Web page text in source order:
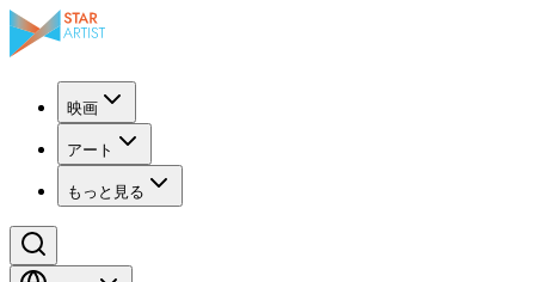
映画
アート
もっと見る